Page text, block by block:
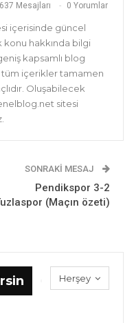
Mesajları 0 Yorumlar
içerisinde güncel
hakkında bilgi
kapsamlı blog
içerikler tamamen
Oluşabilecek
sitesi
SONRAKI MESAJ
Pendikspor 3-2
(Maçın özeti)
Herşey